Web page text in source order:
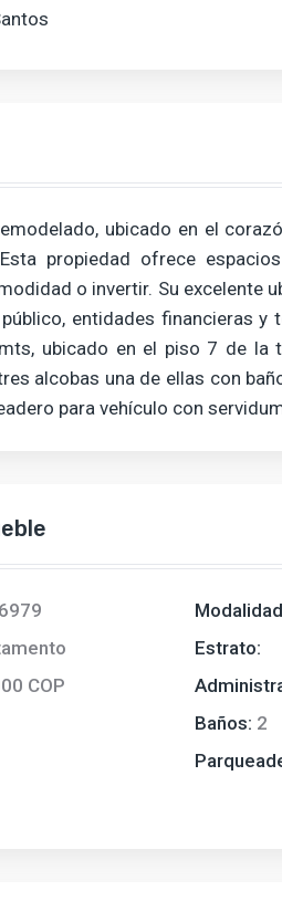
ubicado en el
propiedad ofrece
o invertir. Su excelente
entidades financieras
ubicado en el piso 7 de la
alcobas una de ellas con
para vehículo con
Estrato:
COP
Baños: 2